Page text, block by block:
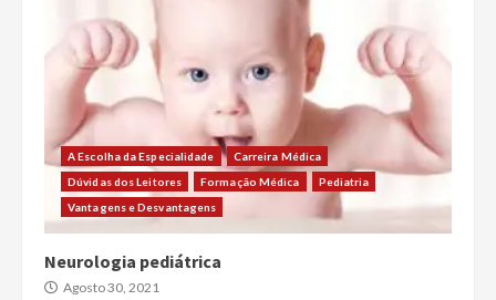
A Escolha da Especialidade
Carreira Médica
Dúvidas dos Leitores
Formação Médica
Pediatria
Vantagens e Desvantagens
Neurologia pediátrica
Agosto 30, 2021